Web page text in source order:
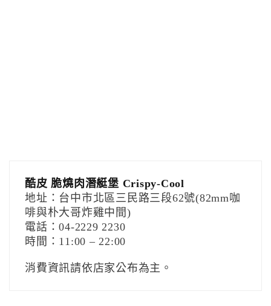
酷皮 脆燒肉潛艇堡 Crispy-Cool
地址：台中市北區三民路三段62號(82mm咖
啡與朴大哥炸雞中間)
電話：04-2229 2230
時間：11:00 – 22:00
消費資訊請依店家公布為主。